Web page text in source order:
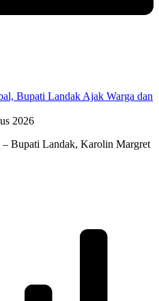
Bupati Landak Ajak Warga dan
2026
Bupati Landak, Karolin Margret